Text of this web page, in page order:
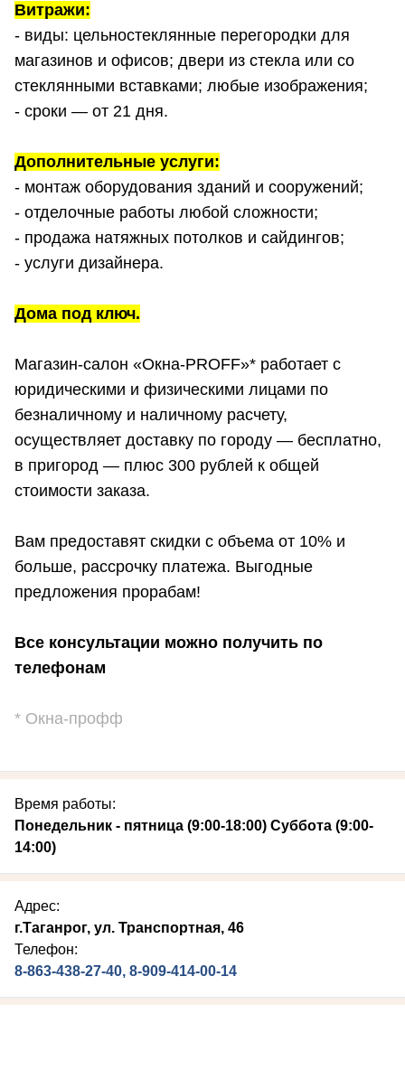
Витражи:
- виды: цельностеклянные перегородки для
магазинов и офисов; двери из стекла или со
стеклянными вставками; любые изображения;
- сроки — от 21 дня.
Дополнительные услуги:
- монтаж оборудования зданий и сооружений;
- отделочные работы любой сложности;
- продажа натяжных потолков и сайдингов;
- услуги дизайнера.
Дома под ключ.
Магазин-салон «Окна-PROFF»* работает с
юридическими и физическими лицами по
безналичному и наличному расчету,
осуществляет доставку по городу — бесплатно,
в пригород — плюс 300 рублей к общей
стоимости заказа.
Вам предоставят скидки с объема от 10% и
больше, рассрочку платежа. Выгодные
предложения прорабам!
Все консультации можно получить по
телефонам
* Окна-профф
Время работы:
Понедельник - пятница (9:00-18:00) Суббота (9:00-
14:00)
Адрес:
г.Таганрог, ул. Транспортная, 46
Телефон:
8-863-438-27-40, 8-909-414-00-14